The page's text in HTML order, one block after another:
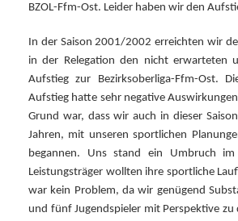
BZOL-Ffm-Ost. Leider haben wir den
In der Saison 2001/2002 erreichten wir
in der Relegation den nicht erwarteten
Aufstieg zur Bezirksoberliga-Ffm-Ost.
Aufstieg hatte sehr negative
Grund war, dass wir auch in dieser
Jahren, mit unseren sportlichen
begannen. Uns stand ein Umbruch im
Leistungsträger wollten ihre sportliche
war kein Problem, da wir genügend
und fünf Jugendspieler mit Perspektive zu